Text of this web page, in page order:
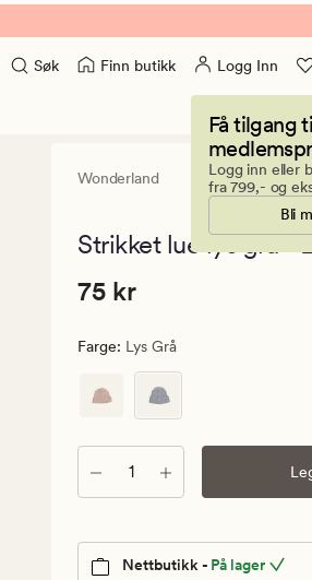
Søk Finn butikk Logg Inn
Få tilgang
Logg inn eller
fra 799,- og
Bli
Wonderland
Strikket lue lys grå -
Pris
kr.
Vanlig
pris
kr
Pris 75 kr
75 kr
Farge: Lys Grå
Antall
Nettbutikk - På lager